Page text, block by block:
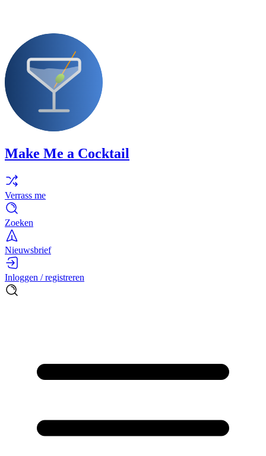
Make Me a Cocktail
Verrass me
Zoeken
Nieuwsbrief
Inloggen / registreren